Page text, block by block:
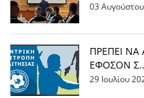
03
ΠΡΕΠΕΙ
ΕΦΟΣΟΝ
29 Ιουλίου